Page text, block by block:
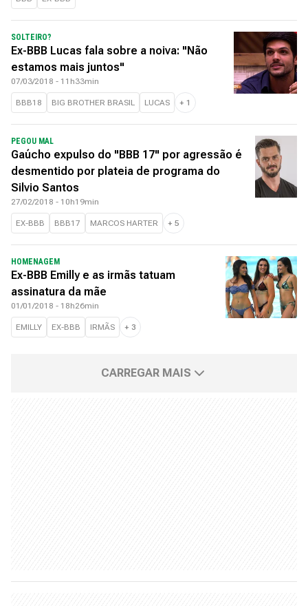
SOLTEIRO?
Ex-BBB Lucas fala sobre a noiva: "Não
estamos mais juntos"
07/03/2018 - 11h33min
BBB18 BIG BROTHER BRASIL LUCAS + 1
PEGOU MAL
Gaúcho expulso do "BBB 17" por agressão é
desmentido por plateia de programa do
Silvio Santos
27/02/2018 - 10h19min
EX-BBB BBB17 MARCOS HARTER + 5
HOMENAGEM
Ex-BBB Emilly e as irmãs tatuam
assinatura da mãe
01/01/2018 - 18h26min
EMILLY EX-BBB IRMÃS + 3
CARREGAR MAIS